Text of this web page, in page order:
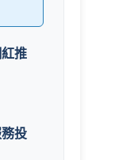
推
投